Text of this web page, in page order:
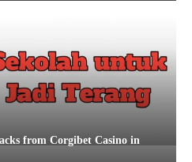
from Corgibet Casino in